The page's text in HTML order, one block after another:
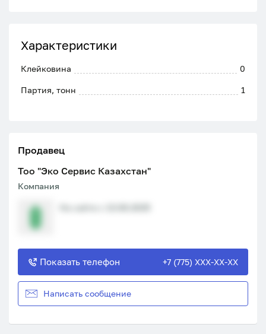
Характеристики
Клейковина 0
Партия, тонн 1
Продавец
Тоо "Эко Сервис Казахстан"
Компания
Показать телефон +7 (775) XXX-XX-XX
Написать сообщение